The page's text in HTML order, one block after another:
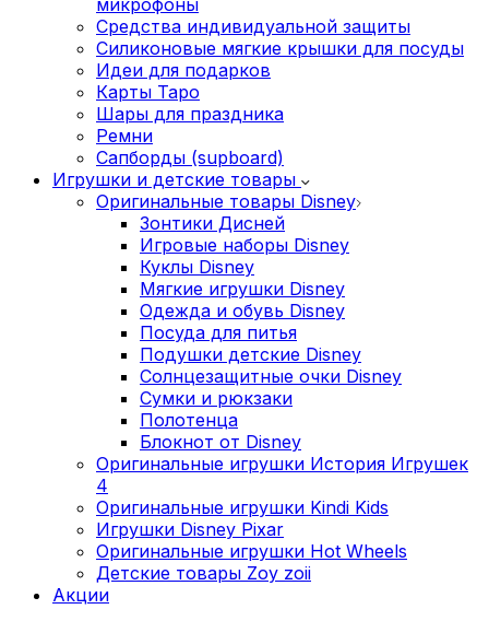
Средства индивидуальной защиты
Силиконовые мягкие крышки для посуды
Идеи для подарков
Карты Таро
Шары для праздника
Ремни
Сапборды (supboard)
Игрушки и детские товары
Оригинальные товары Disney
Зонтики Дисней
Игровые наборы Disney
Куклы Disney
Мягкие игрушки Disney
Одежда и обувь Disney
Посуда для питья
Подушки детские Disney
Cолнцезащитные очки Disney
Сумки и рюкзаки
Полотенца
Блокнот от Disney
Оригинальные игрушки История Игрушек
4
Оригинальные игрушки Kindi Kids
Игрушки Disney Pixar
Оригинальные игрушки Hot Wheels
Детские товары Zoy zoii
Акции